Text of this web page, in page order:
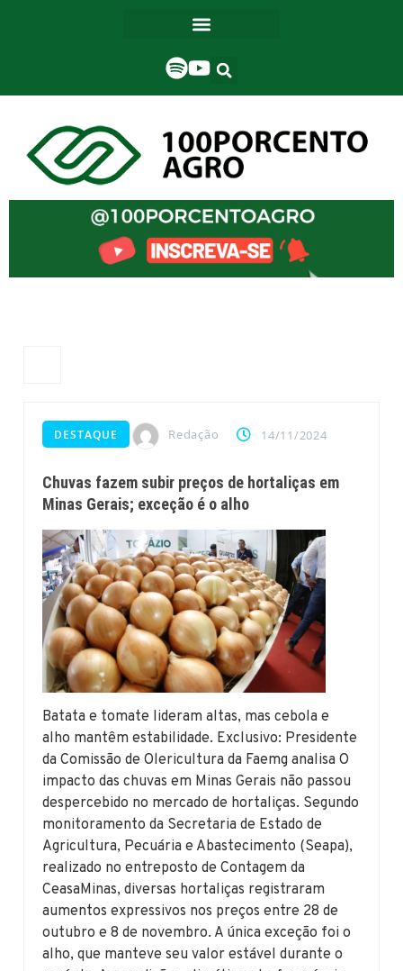
DESTAQUE Redação 14/11/2024
Chuvas fazem subir preços de hortaliças em
Minas Gerais; exceção é o alho
Batata e tomate lideram altas, mas cebola e
alho mantêm estabilidade. Exclusivo: Presidente
da Comissão de Olericultura da Faemg analisa O
impacto das chuvas em Minas Gerais não passou
despercebido no mercado de hortaliças. Segundo
monitoramento da Secretaria de Estado de
Agricultura, Pecuária e Abastecimento (Seapa),
realizado no entreposto de Contagem da
CeasaMinas, diversas hortaliças registraram
aumentos expressivos nos preços entre 28 de
outubro e 8 de novembro. A única exceção foi o
alho, que manteve seu valor estável durante o